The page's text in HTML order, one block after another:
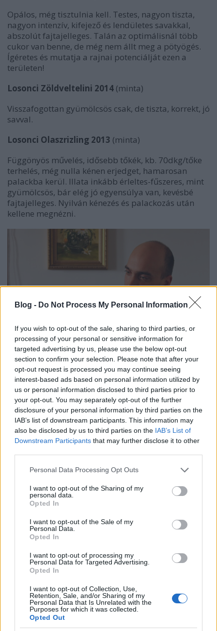
Blog - Do Not Process My Personal Information
If you wish to opt-out of the sale, sharing to third parties, or
processing of your personal or sensitive information for
targeted advertising by us, please use the below opt-out
section to confirm your selection. Please note that after your
opt-out request is processed you may continue seeing
interest-based ads based on personal information utilized by
us or personal information disclosed to third parties prior to
your opt-out. You may separately opt-out of the further
disclosure of your personal information by third parties on the
IAB’s list of downstream participants. This information may
also be disclosed by us to third parties on the IAB’s List of
Downstream Participants that may further disclose it to other
Please note that this website/app uses one or more Google
not limited to your visit or usage behaviour. You may click to
grant or deny consent to Google and its third-party tags to
use your data for below specified purposes in below Google
consent section.
Personal Data Processing Opt Outs
I want to opt-out of the Sharing of my
personal data.
Opted In
I want to opt-out of the Sale of my
Personal Data.
Opted In
I want to opt-out of processing my
Personal Data for Targeted Advertising.
Opted In
I want to opt-out of Collection, Use,
Retention, Sale, and/or Sharing of my
Personal Data that Is Unrelated with the
Purposes for which it was collected.
Opted Out
Opálos, még tisztulnia kell. Testes, nagyon tiszta,
nagyon intenzív, kifejező és lendületes savakkal,
abszolút fajtajelleges. Talán az optimálisnál több
cukor van benne, de még nem állt meg a pötyögés.
Ígéretes és mutatja a rajnai potenciálját ezen a
területen!
Losonci Zöldveltelini 2014 (minta)
Visszafogottan gyümölcsös csak, de tiszta, korrekt, jó
savval.
Losonci Olaszrizling 2013 (minta)
Függönyös művelés, idősebb tőkék, kb. 70dkg/tőke
terhelés, még nulla kénen erjedget, hamarosan
palackba kerül. Illata inkább érleltes-fűszeres, mint
gyümölcsös, bár elég jó egyensúlya van, kevésbé
fajtajelleges. Nyilván kénezés és palackozás után
kellene megnézni.
Losonci Hárslevelű 2013(minta)
Három napot ázott héjon. Illatában virágok és némi
reszelt alma. Kóstolva már felismerhetően
narancsboros, zamatos, virágos, remek savakkal és
támogató tanninnal. Itt is kénezés után volna fair
ránézni.
Losonci Rajnai Rizling “TBA” 2013
A száraznak szánt rajnai közül kiválogatták a
botrytiszes szemeket (80%), majd egy
üvegballonban készült belőle édes bor, összesen kb.
20 palack. Testes, elegáns, nagyon tiszta, kiváló
savakkal, jó sav-cukor aránnyal. Nagyon hosszú,
szinte felrobban. Kiemelkedő!
Losonci Pinot Noir Válogatás 2013
definiált pinot noir-os gyümölcsösséggel, szépen
tartó, emelkedett savtartalommal. A háttérben jó
minőségű fa-fűszerek dolgoznak, az egész bor
nagyon vonzó, friss és zamatos. Az eddigi legjobb